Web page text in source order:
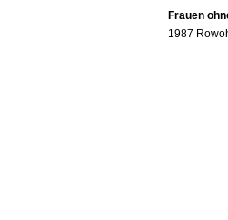
Frauen
1987